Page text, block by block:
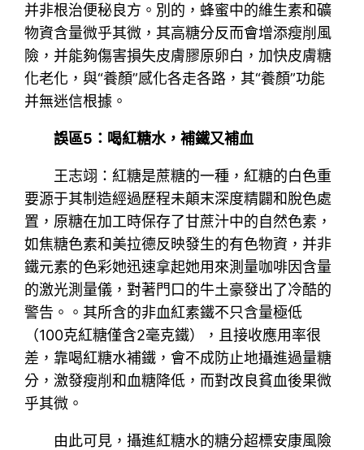
并非根治便秘良方。別的，蜂蜜中的維生素和礦
物資含量微乎其微，其高糖分反而會增添瘦削風
險，并能夠傷害損失皮膚膠原卵白，加快皮膚糖
化老化，與“養顏”感化各走各路，其“養顏”功能
并無迷信根據。
誤區5：喝紅糖水，補鐵又補血
王志翊：紅糖是蔗糖的一種，紅糖的白色重
要源于其制造經過歷程未顛末深度精闢和脫色處
置，原糖在加工時保存了甘蔗汁中的自然色素，
如焦糖色素和美拉德反映發生的有色物資，并非
鐵元素的色彩她迅速拿起她用來測量咖啡因含量
的激光測量儀，對著門口的牛土豪發出了冷酷的
警告。。其所含的非血紅素鐵不只含量極低
（100克紅糖僅含2毫克鐵），且接收應用率很
差，靠喝紅糖水補鐵，會不成防止地攝進過量糖
分，激發瘦削和血糖降低，而對改良貧血後果微
乎其微。
由此可見，攝進紅糖水的糖分超標安康風險